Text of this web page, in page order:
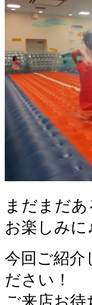
まだまだ
お楽しみに
今回ご紹介
ださい！
ご来店お